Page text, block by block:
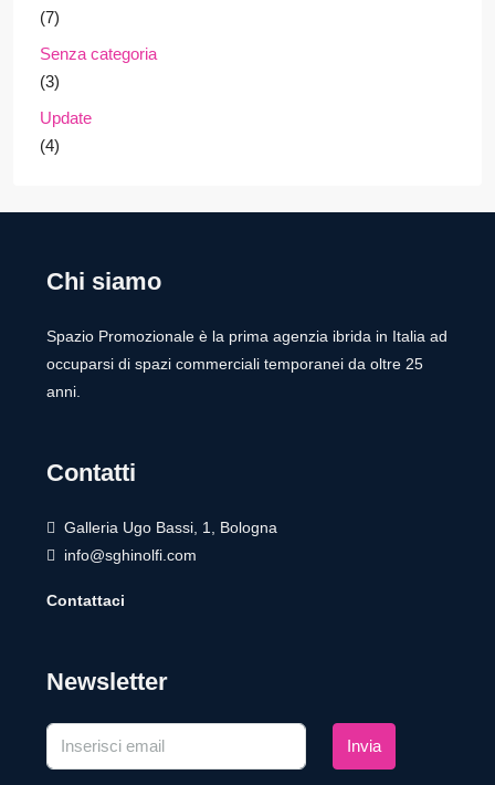
(7)
Senza categoria
(3)
Update
(4)
Chi siamo
Spazio Promozionale è la prima agenzia ibrida in Italia ad
occuparsi di spazi commerciali temporanei da oltre 25
anni.
Contatti
Galleria Ugo Bassi, 1, Bologna
info@sghinolfi.com
Contattaci
Newsletter
Invia